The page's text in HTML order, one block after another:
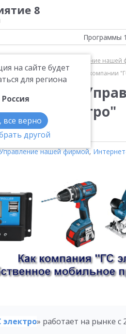
8
на сайте будет
для региона
Россия
все верно
другой
Программы
1С:Управление
нашей фирмой» в компании
"ГС Электро"
5444
нашей фирмой,
электро» работает на рынке с